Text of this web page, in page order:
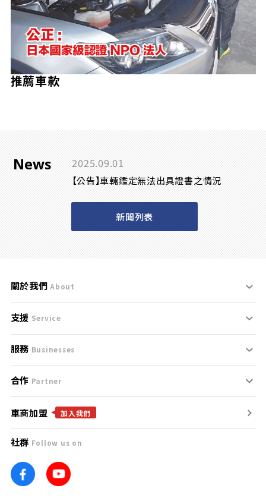
推薦車款
News 2025.09.01
【公告】車輛鑑定無法出具證書之情況
新聞列表
關於我們 About
刊登規範
服務條款
免責聲明
隱私權政策
團隊
車訊網
支援 Service
支援中心
聯絡我們
服務 Businesses
什麼是Goo鑑定？
找好車
找好店
找海外車
合作 Partner
合作夥伴
廣告合作
車商加盟 加入我們
社群 Follow us on